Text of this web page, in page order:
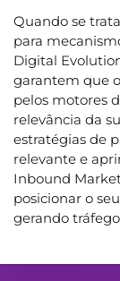
Quando se
para
Digital
garantem que
pelos motores
relevância da
estratégias de
relevante e
Inbound
posicionar o
gerando